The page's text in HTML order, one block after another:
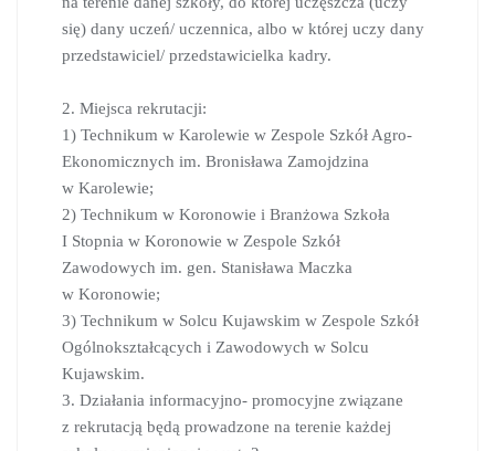
się) dany uczeń/ uczennica, albo w której uczy dany
przedstawiciel/ przedstawicielka kadry.
2. Miejsca rekrutacji:
1) Technikum w Karolewie w Zespole Szkół Agro-
Ekonomicznych im. Bronisława Zamojdzina
w Karolewie;
2) Technikum w Koronowie i Branżowa Szkoła
I Stopnia w Koronowie w Zespole Szkół
Zawodowych im. gen. Stanisława Maczka
w Koronowie;
3) Technikum w Solcu Kujawskim w Zespole Szkół
Ogólnokształcących i Zawodowych w Solcu
Kujawskim.
3. Działania informacyjno- promocyjne związane
z rekrutacją będą prowadzone na terenie każdej